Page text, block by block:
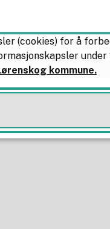
ikke mulighet
det er et tema
(cookies) for å
under
kommune.